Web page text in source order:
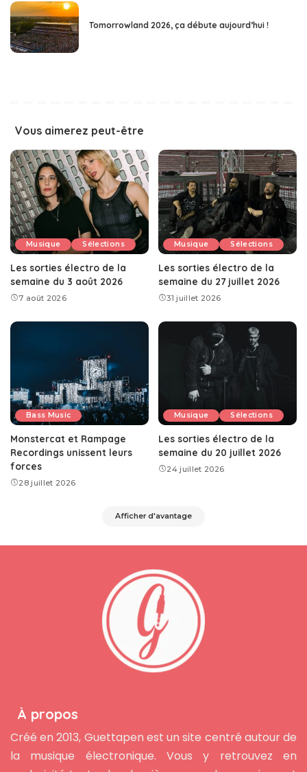
Tomorrowland 2026, ça débute aujourd’hui !
Vous aimerez peut-être
Musique Sélections
Les sorties électro de la
semaine du 3 août 2026
7 août 2026
Musique Sélections
Les sorties électro de la
semaine du 27 juillet 2026
31 juillet 2026
Bass Music
Monstercat et Rampage
Recordings unissent leurs
forces
28 juillet 2026
Musique Sélections
Les sorties électro de la
semaine du 20 juillet 2026
24 juillet 2026
Afficher d'avantage
À propos
Créé en 2013, Guettapen est un site centré autour de
la musique électronique. Vous y retrouvez en